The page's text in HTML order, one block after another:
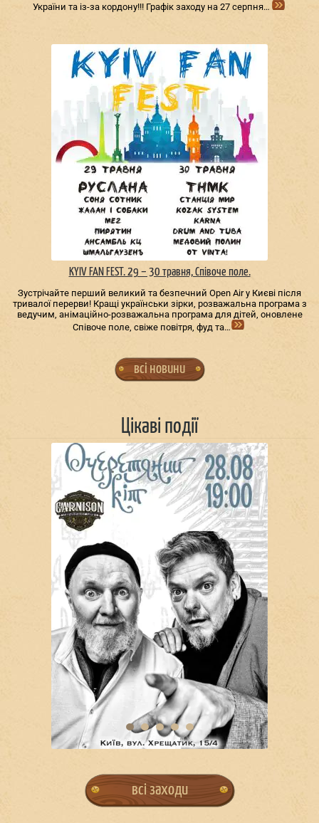
України та із-за кордону!!! Графік заходу на 27 серпня…
KYIV FAN FEST. 29 – 30 травня, Співоче поле.
Зустрічайте перший великий та безпечний Open Air у Києві після
тривалої перерви! Кращі українськи зірки, розважальна програма з
ведучим, анімаційно-розважальна програма для дітей, оновлене
Співоче поле, свіже повітря, фуд та…
всі новини
Цікаві події
всі заходи